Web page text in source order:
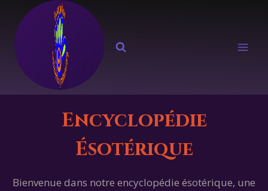
contenu
Encyclopédie
Ésotérique
Bienvenue dans notre encyclopédie ésotérique, une